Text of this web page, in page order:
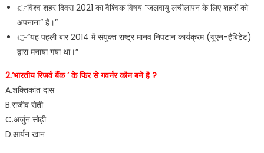
👉विश्व शहर दिवस 2021 का वैश्विक विषय “जलवायु लचीलापन के लिए शहरों को
अपनाना” है।”
👉”यह पहली बार 2014 में संयुक्त राष्ट्र मानव निपटान कार्यक्रम (यूएन-हैबिटेट)
द्वारा मनाया गया था।”
2.‘भारतीय रिजर्व बैंक ’ के फिर से गवर्नर कौन बने है ?
A.शक्तिकांत दास
B.राजीव सेती
C.अर्जुन सोढ़ी
D.आर्यन खान